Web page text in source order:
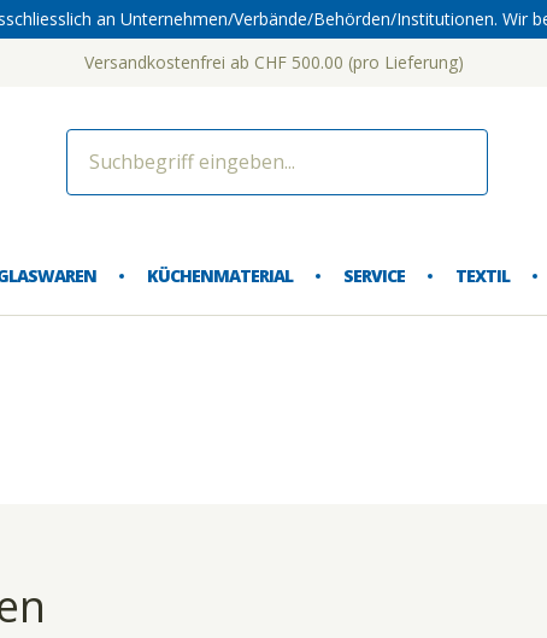
Versandkostenfrei ab CHF 500.00 (pro Lieferung)
KÜCHENMATERIAL SERVICE TEXTIL
an Unternehmen/Verbände/Behörden/Institutionen. Wir